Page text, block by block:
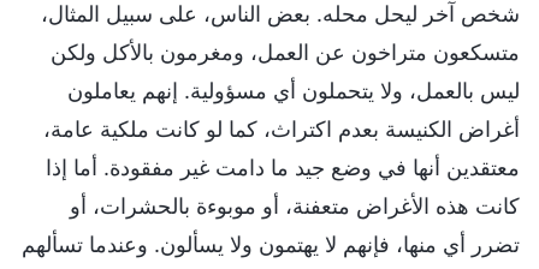
شخص آخر ليحل محله. بعض الناس، على سبيل المثال،
متسكعون متراخون عن العمل، ومغرمون بالأكل ولكن
ليس بالعمل، ولا يتحملون أي مسؤولية. إنهم يعاملون
أغراض الكنيسة بعدم اكتراث، كما لو كانت ملكية عامة،
معتقدين أنها في وضع جيد ما دامت غير مفقودة. أما إذا
كانت هذه الأغراض متعفنة، أو موبوءة بالحشرات، أو
تضرر أي منها، فإنهم لا يهتمون ولا يسألون. وعندما تسألهم